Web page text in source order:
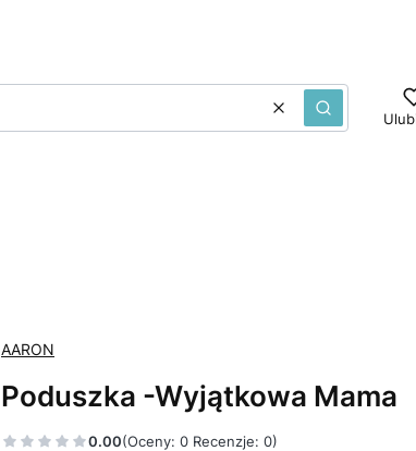
WyczyśćSzukaj
AARON
Poduszka -Wyjątkowa Mama
0.00(Oceny: 0 Recenzje: 0)